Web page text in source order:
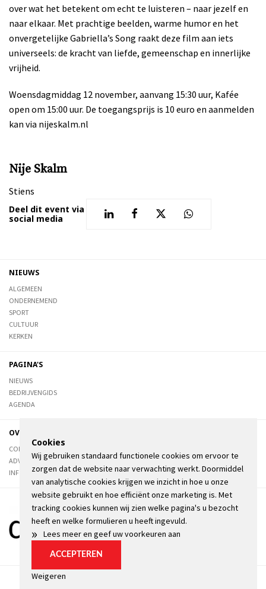
over wat het betekent om echt te luisteren – naar jezelf en
naar elkaar. Met prachtige beelden, warme humor en het
onvergetelijke Gabriella’s Song raakt deze film aan iets
universeels: de kracht van liefde, gemeenschap en innerlijke
vrijheid.
Woensdagmiddag 12 november, aanvang 15:30 uur, Kafée
open om 15:00 uur. De toegangsprijs is 10 euro en aanmelden
kan via nijeskalm.nl
Nije Skalm
Stiens
Deel dit event via
social media
NIEUWS
ALGEMEEN
ONDERNEMEND
SPORT
CULTUUR
KERKEN
PAGINA'S
NIEUWS
BEDRIJVENGIDS
AGENDA
OVER DE STIENSER
CONTACT
ADVERTEREN
INFORMATIE
Algemene voorwaarden
Cookies
Wij gebruiken standaard functionele cookies om ervoor te
zorgen dat de website naar verwachting werkt. Doormiddel
van analytische cookies krijgen we inzicht in hoe u onze
website gebruikt en hoe efficiënt onze marketing is. Met
tracking cookies kunnen wij zien welke pagina's u bezocht
heeft en welke formulieren u heeft ingevuld.
» Lees meer en geef uw voorkeuren aan
ACCEPTEREN
Weigeren